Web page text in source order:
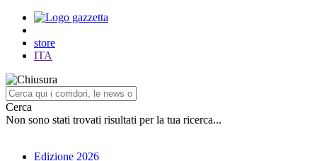
store
ITA
Cerca
Non sono stati trovati risultati per la tua ricerca...
Edizione 2026